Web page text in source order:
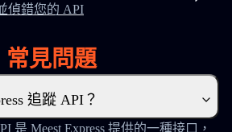
偵錯您的 API
常見問題
追蹤 API？
是 Meest Express 提供的一種接口，